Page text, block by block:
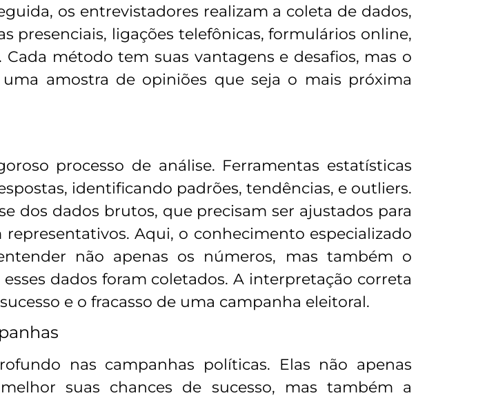
os entrevistadores realizam a coleta de dados,
presenciais, ligações telefônicas, formulários online,
método tem suas vantagens e desafios, mas o
amostra de opiniões que seja o mais próxima
processo de análise. Ferramentas estatísticas
identificando padrões, tendências, e outliers.
dos dados brutos, que precisam ser ajustados para
Aqui, o conhecimento especializado
não apenas os números, mas também o
dados foram coletados. A interpretação correta
e o fracasso de uma campanha eleitoral.
nas campanhas políticas. Elas não apenas
suas chances de sucesso, mas também a